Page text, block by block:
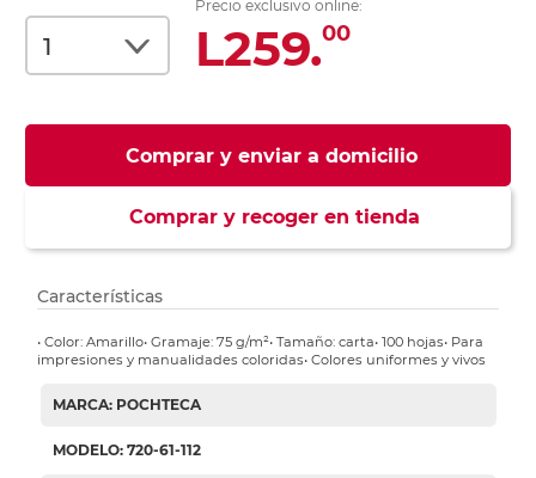
Precio exclusivo online:
L259.00
Comprar y enviar a domicilio
Comprar y recoger en tienda
Características
• Color: Amarillo• Gramaje: 75 g/m²• Tamaño: carta• 100 hojas• Para
impresiones y manualidades coloridas• Colores uniformes y vivos
MARCA: POCHTECA
MODELO: 720-61-112